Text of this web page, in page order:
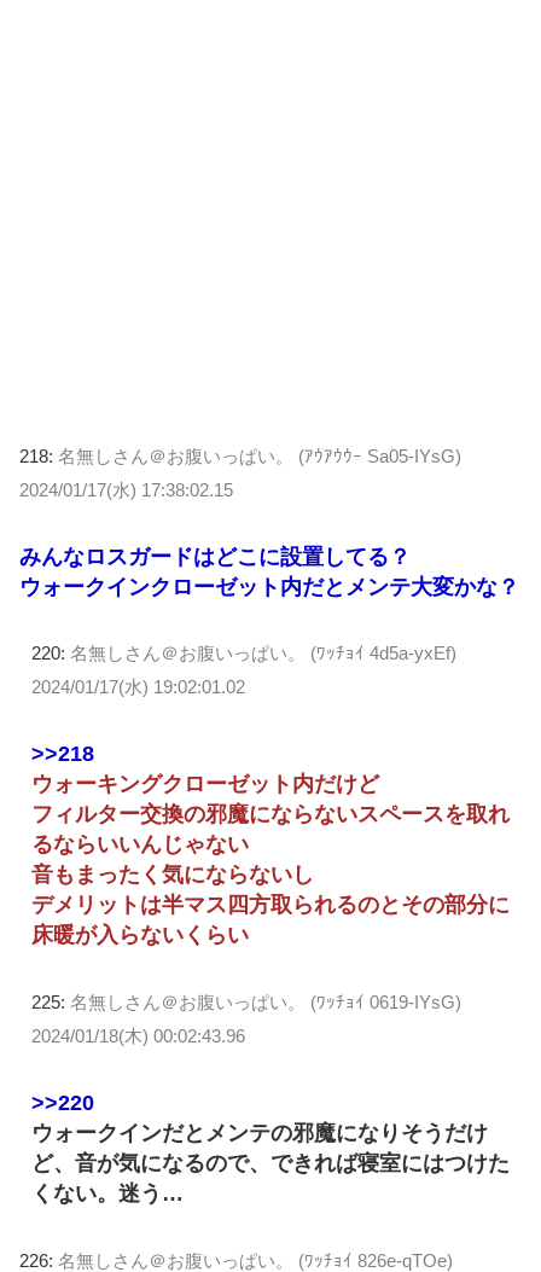
218: 名無しさん＠お腹いっぱい。 (ｱｳｱｳｳｰ Sa05-IYsG)
2024/01/17(水) 17:38:02.15
みんなロスガードはどこに設置してる？
ウォークインクローゼット内だとメンテ大変かな？
220: 名無しさん＠お腹いっぱい。 (ﾜｯﾁｮｲ 4d5a-yxEf)
2024/01/17(水) 19:02:01.02
>>218
ウォーキングクローゼット内だけど
フィルター交換の邪魔にならないスペースを取れ
るならいいんじゃない
音もまったく気にならないし
デメリットは半マス四方取られるのとその部分に
床暖が入らないくらい
225: 名無しさん＠お腹いっぱい。 (ﾜｯﾁｮｲ 0619-IYsG)
2024/01/18(木) 00:02:43.96
>>220
ウォークインだとメンテの邪魔になりそうだけ
ど、音が気になるので、できれば寝室にはつけた
くない。迷う…
226: 名無しさん＠お腹いっぱい。 (ﾜｯﾁｮｲ 826e-qTOe)